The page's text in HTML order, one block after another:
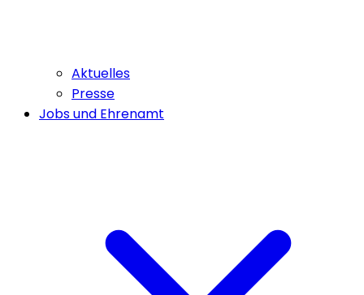
Aktuelles
Presse
Jobs und Ehrenamt